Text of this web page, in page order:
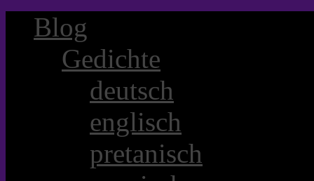
Blog
Gedichte
deutsch
englisch
pretanisch